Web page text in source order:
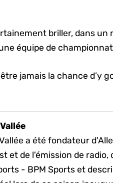
briller, dans un
équipe de
jamais la chance d’y
a été fondateur
et de l'émission de
- BPM Sports et